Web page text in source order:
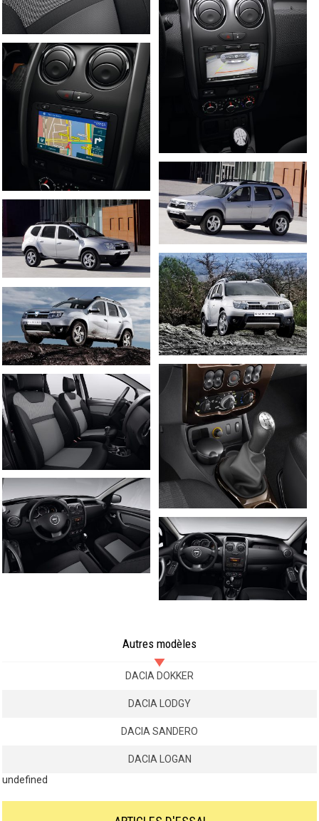
Autres modèles
DACIA DOKKER
DACIA LODGY
DACIA SANDERO
DACIA LOGAN
undefined